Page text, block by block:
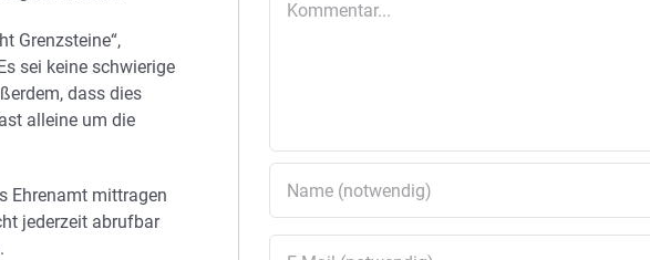
Grenzsteine“,
sei keine schwierige
dass dies
alleine um die
Ehrenamt mittragen
jederzeit abrufbar